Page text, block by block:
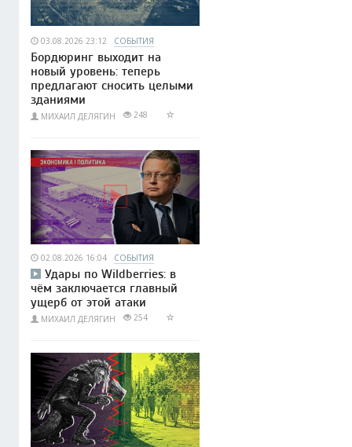
03.08.2026 23:12 СОБЫТИЯ
Бордюринг выходит на
новый уровень: теперь
предлагают сносить целыми
зданиями
МИХАИЛ ДЕЛЯГИН 248
02.08.2026 16:04 СОБЫТИЯ
Удары по Wildberries: в
чём заключается главный
ущерб от этой атаки
МИХАИЛ ДЕЛЯГИН 254